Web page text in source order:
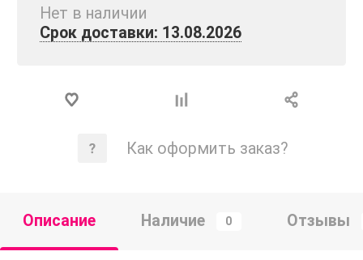
Нет в наличии
Срок доставки: 13.08.2026
Как оформить заказ?
Описание Наличие 0 Отзывы